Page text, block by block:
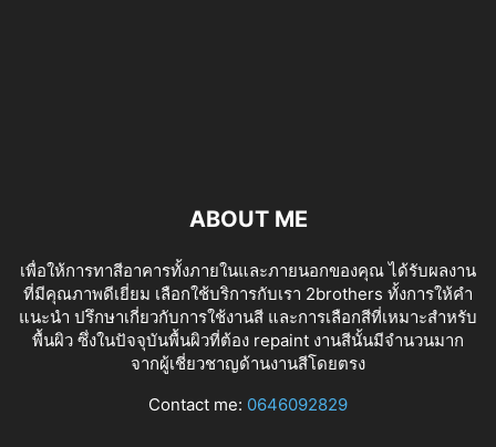
ABOUT ME
เพื่อให้การทาสีอาคารทั้งภายในและภายนอกของคุณ ได้รับผลงาน
ที่มีคุณภาพดีเยี่ยม เลือกใช้บริการกับเรา 2brothers ทั้งการให้คำ
แนะนำ ปรึกษาเกี่ยวกับการใช้งานสี และการเลือกสีที่เหมาะสำหรับ
พื้นผิว ซึ่งในปัจจุบันพื้นผิวที่ต้อง repaint งานสีนั้นมีจำนวนมาก
จากผู้เชี่ยวชาญด้านงานสีโดยตรงtv izle
Contact me: 0646092829